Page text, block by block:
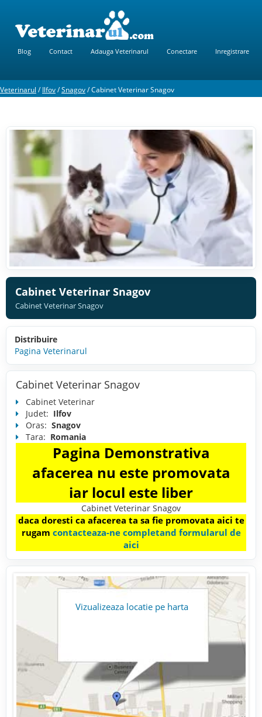
Blog Contact Adauga Veterinarul Conectare Inregistrare
Veterinarul /Ilfov/Snagov/Cabinet Veterinar Snagov
Cabinet Veterinar Snagov
Cabinet Veterinar Snagov
Distribuire
Pagina Veterinarul
Cabinet Veterinar Snagov
Cabinet Veterinar
Judet: Ilfov
Oras: Snagov
Tara: Romania
Pagina Demonstrativa
afacerea nu este promovata
iar locul este liber
Cabinet Veterinar Snagov
daca doresti ca afacerea ta sa fie promovata aici te
rugam contacteaza-ne completand formularul de
aici
Vizualizeaza locatie pe harta